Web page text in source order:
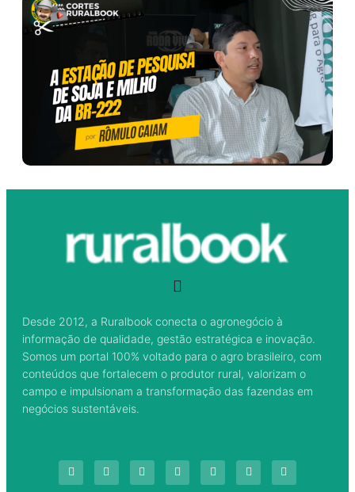
Desde 2012, a Ruralbook conecta o agronegócio à
informação de qualidade, gestão estratégica e inovação.
Somos um portal 100% voltado para o agro brasileiro, com
conteúdos que fortalecem o produtor rural, valorizam o
campo e impulsionam a transformação das fazendas em
negócios sustentáveis.